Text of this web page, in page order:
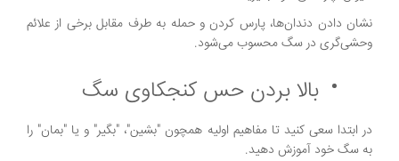
نشان دادن دندان‌ها، پارس کردن و حمله به طرف مقابل برخی از علائم
وحشی‌گری در سگ محسوب می‌شود.
بالا بردن حس کنجکاوی سگ
در ابتدا سعی کنید تا مفاهیم اولیه همچون "بشین"، "بگیر" و یا "بمان" را
به سگ خود آموزش دهید.